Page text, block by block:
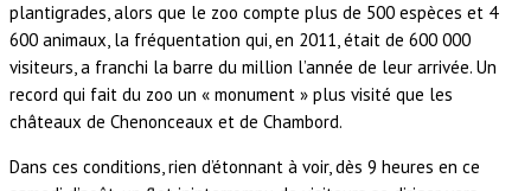
plantigrades, alors que le zoo compte plus de 500 espèces et 4
600 animaux, la fréquentation qui, en 2011, était de 600 000
visiteurs, a franchi la barre du million l’année de leur arrivée. Un
record qui fait du zoo un « monument » plus visité que les
châteaux de Chenonceaux et de Chambord.
Dans ces conditions, rien d’étonnant à voir, dès 9 heures en ce